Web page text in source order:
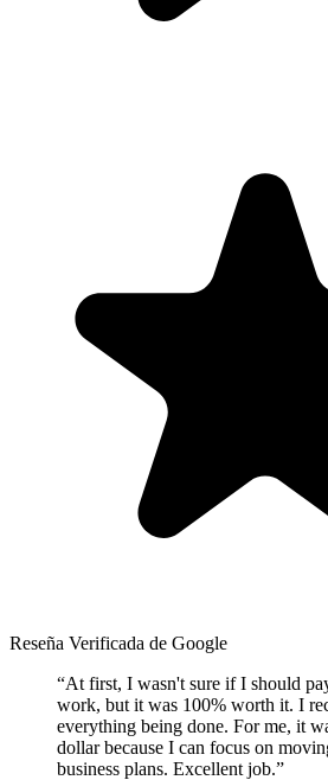
Reseña Verificada de Google
“At first, I wasn't sure if I should
work, but it was 100% worth it. I
everything being done. For me, it
dollar because I can focus on
business plans. Excellent job.”